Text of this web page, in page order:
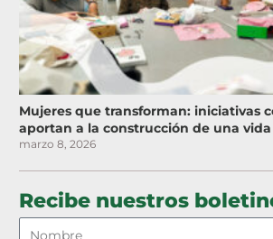
Mujeres que transforman: iniciativas
aportan a la construcción de una
marzo 8, 2026
Recibe nuestros